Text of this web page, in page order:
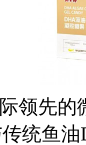
领先
统鱼